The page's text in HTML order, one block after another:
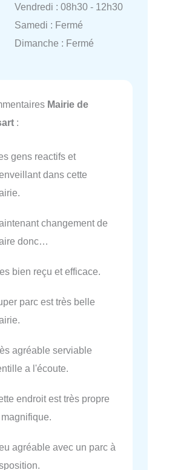
Vendredi : 08h30 - 12h30
Samedi : Fermé
Dimanche : Fermé
Mairie de
:
gens reactifs et
dans cette
changement de
donc…
bien reçu et efficace.
parc est très belle
agréable serviable
a l'écoute.
endroit est très propre
agréable avec un parc à